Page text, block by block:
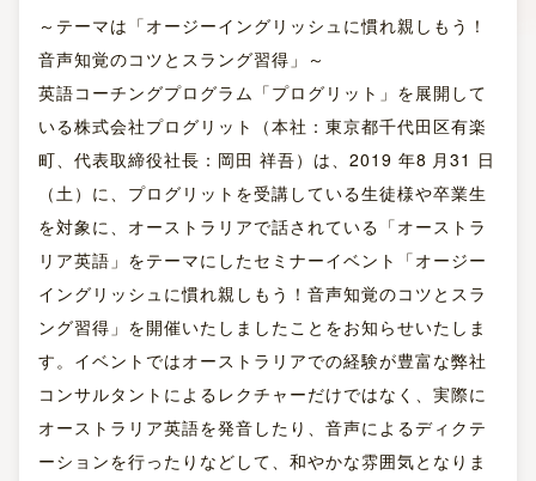
～テーマは「オージーイングリッシュに慣れ親しもう！
音声知覚のコツとスラング習得」～
英語コーチングプログラム「プログリット」を展開して
いる株式会社プログリット（本社：東京都千代田区有楽
町、代表取締役社⾧：岡田 祥吾）は、2019 年8 月31 日
（土）に、プログリットを受講している生徒様や卒業生
を対象に、オーストラリアで話されている「オーストラ
リア英語」をテーマにしたセミナーイベント「オージー
イングリッシュに慣れ親しもう！音声知覚のコツとスラ
ング習得」を開催いたしましたことをお知らせいたしま
す。イベントではオーストラリアでの経験が豊富な弊社
コンサルタントによるレクチャーだけではなく、実際に
オーストラリア英語を発音したり、音声によるディクテ
ーションを行ったりなどして、和やかな雰囲気となりま